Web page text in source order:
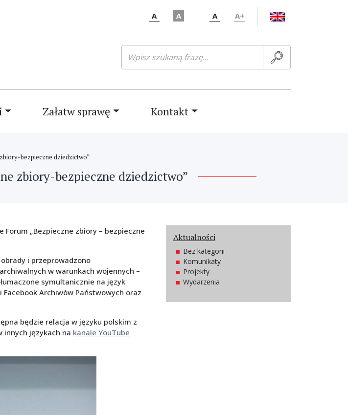
A A A A+
Szukaj:
Załatw sprawę Kontakt
bezpieczne dziedzictwo”
zbiory-bezpieczne dziedzictwo”
„Bezpieczne zbiory – bezpieczne
i przeprowadzono
w warunkach wojennych –
symultanicznie na język
Archiwów Państwowych oraz
będzie relacja w języku polskim z
językach na kanale YouTube
Aktualności
Bez kategorii
Komunikaty
Projekty
Wydarzenia